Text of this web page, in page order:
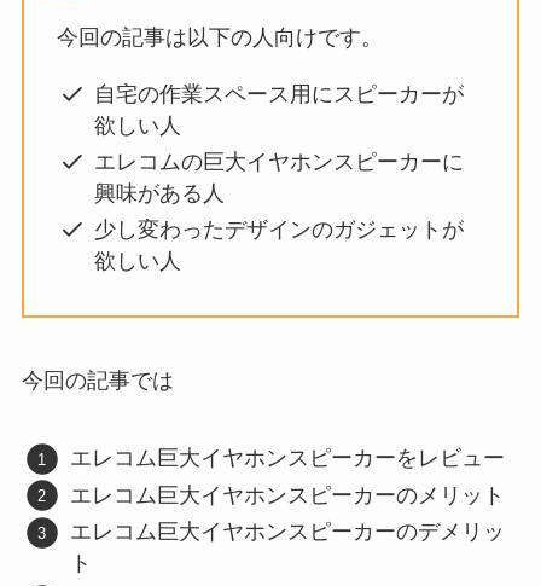
今回の記事は以下の人向けです。
自宅の作業スペース用にスピーカーが
欲しい人
エレコムの巨大イヤホンスピーカーに
興味がある人
少し変わったデザインのガジェットが
欲しい人
今回の記事では
エレコム巨大イヤホンスピーカーをレビュー
エレコム巨大イヤホンスピーカーのメリット
エレコム巨大イヤホンスピーカーのデメリッ
ト